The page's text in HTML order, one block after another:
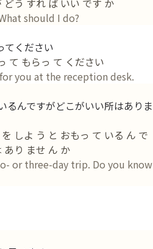
う すれ ば いい です か
should I do?
てください
て もらっ て ください
you at the reception desk.
るんですがどこがいい所はありま
しよ う と おもっ て いる ん で
あり ませ ん か
or three-day trip. Do you know